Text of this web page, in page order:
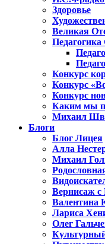
Здоровье
Великая
Конкурс
Конкурс
Конкурс
Каким мы
Михаил
Блоги
Блог Лицея
Алла
Михаил
Вернисаж
Валентина
Лариса
Олег